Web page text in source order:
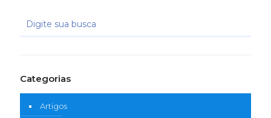
Categorias
Artigos